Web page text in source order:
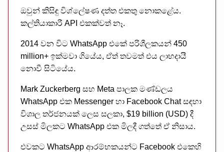
ඔවුන් කිසිඳු විශ්ලේෂණ දත්ත එකතු නොකළේය.
කල්තියාකාරී API එකක්වත් නෑ.
2014 වන විට WhatsApp එකේ පරිශීලකයන් 450
million+ ඉක්මවා ගියේය, ඒත් තවමත් එය ලාභදායී
නොවී සිටියේය.
Mark Zuckerberg සහ Meta පාලක මණ්ඩලය
WhatsApp එක Messenger හා Facebook Chat සඳහා
විශාල තර්ජනයක් ලෙස සලකා, $19 billion (USD) දී
උසස් මිලකට WhatsApp එක මිලදී ගත්තේ ඒ නිසාය.
එවකට WhatsApp ආරම්භකයන්ට Facebook එකෙහි